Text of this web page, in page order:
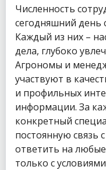
Численность
сегодняшний день
Каждый из них –
дела, глубоко
Агрономы и
участвуют в
и профильных
информации. За
конкретный
постоянную связь
ответить на
только с